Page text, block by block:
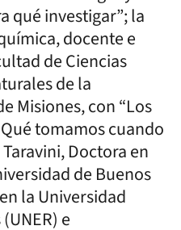
qué investigar”; la
docente e
de Ciencias
de la
Misiones, con “Los
tomamos cuando
Doctora en
de Buenos
la Universidad
e